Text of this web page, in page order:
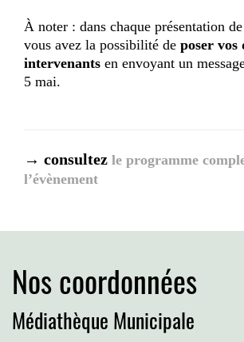
À noter : dans chaque présentation
vous avez la possibilité de poser vos
intervenants en envoyant un
5 mai.
→ consultez le programme
l’évènement
Nos coordonnées
Médiathèque Municipale